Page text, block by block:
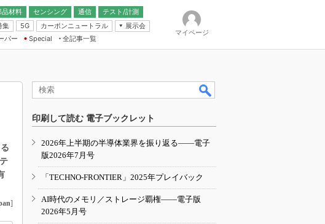
品材料 センシング
通信
テスト/計測
集
5G カーボンニュートラル
展示会
・エッジコンピューティング
TECHNO-FRONTIER
とくるま展
パー
Special
全記事一覧
マイページ
]
印刷して読む 電子ブックレット
2026年上半期の半導体業界を振り返る――電子
版2026年7月号
「TECHNO-FRONTIER」2025年プレイバック
AI時代のメモリ／ストレージ覇権――電子版
2026年5月号